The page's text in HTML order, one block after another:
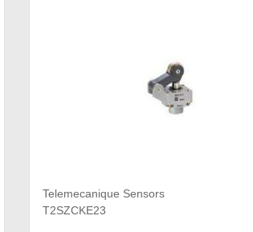
Telemecanique Sensors
T2SZCKE23